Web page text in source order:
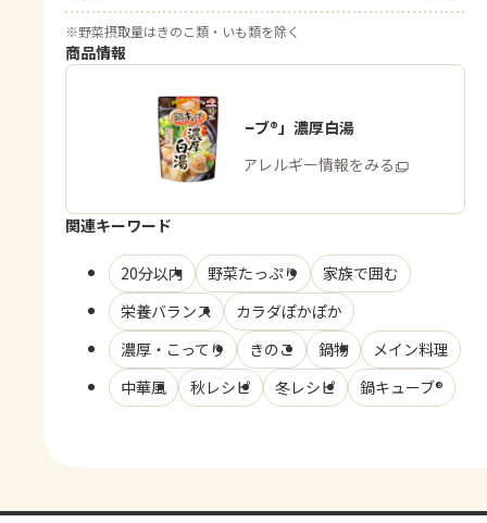
※野菜摂取量はきのこ類・いも類を除く
商品情報
「鍋キューブ®」濃厚白湯
商品・アレルギー情報をみる
関連キーワード
20分以内 野菜たっぷり
家族で囲む
栄養バランス
カラダぽかぽか
濃厚・こってり
きのこ 鍋物
メイン料理
中華風
秋レシピ 冬レシピ 鍋キューブ®